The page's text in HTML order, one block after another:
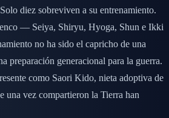
diez sobreviven a su entrenamiento.
— Seiya, Shiryu, Hyoga, Shun e Ikki
no ha sido el capricho de una
preparación generacional para la guerra.
como Saori Kido, nieta adoptiva de
una vez compartieron la Tierra han